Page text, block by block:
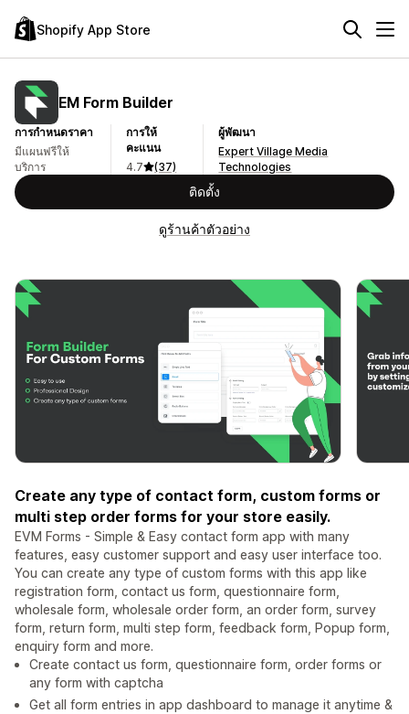
Shopify App Store
EM Form Builder
การกำหนดราคา
มีแผนฟรีให้
บริการ
การให้
คะแนน
4.7
(37)
ผู้พัฒนา
Expert Village Media
Technologies
ติดตั้ง
ดูร้านค้าตัวอย่าง
Create any type of contact form, custom forms or
multi step order forms for your store easily.
EVM Forms - Simple & Easy contact form app with many
features, easy customer support and easy user interface too.
You can create any type of custom forms with this app like
registration form, contact us form, questionnaire form,
wholesale form, wholesale order form, an order form, survey
form, return form, multi step form, feedback form, Popup form,
enquiry form and more.
Create contact us form, questionnaire form, order forms or
any form with captcha
Get all form entries in app dashboard to manage it anytime &